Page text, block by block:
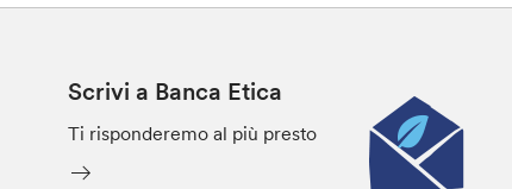
Scrivi a Banca Etica
Ti risponderemo al più presto